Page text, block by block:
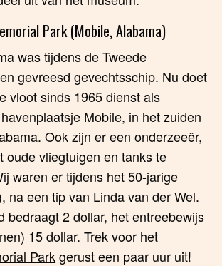
Park (Mobile, Alabama)
was tijdens de Tweede
gevreesd gevechtsschip. Nu doet
vloot sinds 1965 dienst als
Mobile, in het zuiden
Ook zijn er een onderzeeër,
oude vliegtuigen en tanks te
waren er tijdens het 50-jarige
na een tip van Linda van der Wel.
bedraagt 2 dollar, het entreebewijs
15 dollar. Trek voor het
Parkgerust een paar uur uit!